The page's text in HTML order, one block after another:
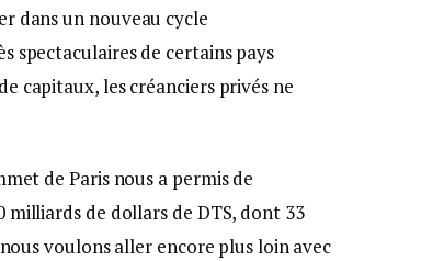
dans un nouveau cycle
spectaculaires de certains pays
capitaux, les créanciers privés ne
de Paris nous a permis de
de dollars de DTS, dont 33
voulons aller encore plus loin avec